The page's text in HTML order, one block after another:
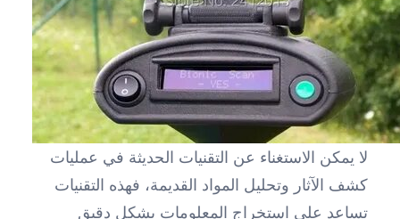
لا يمكن الاستغناء عن التقنيات الحديثة في عمليات
كشف الآثار وتحليل المواد القديمة، فهذه التقنيات
تساعد على استخراج المعلومات بشكل دقيق